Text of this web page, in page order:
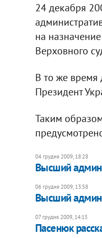
24 декабря
на
Верховного
В то же время
Президент
Таким
04 грудня 2009, 18:28
Высший
06 грудня 2009, 13:58
Высший
07 грудня 2009, 14:15
Пасенюк